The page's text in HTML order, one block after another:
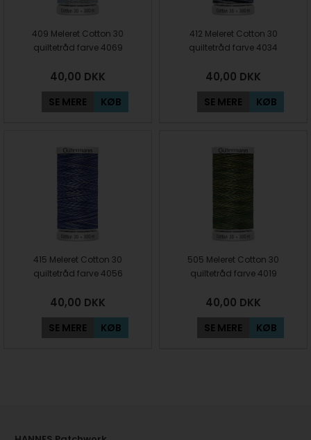
409 Meleret Cotton 30
quiltetråd farve 4069
40,00 DKK
SE MERE KØB
412 Meleret Cotton 30
quiltetråd farve 4034
40,00 DKK
SE MERE KØB
415 Meleret Cotton 30
quiltetråd farve 4056
40,00 DKK
SE MERE KØB
505 Meleret Cotton 30
quiltetråd farve 4019
40,00 DKK
SE MERE KØB